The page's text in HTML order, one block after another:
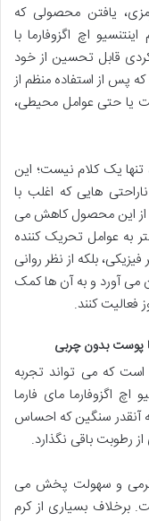
یافتن محصولی که
اچ اگزوفارما با
قابل تحسین از خود
پس از استفاده منظم از
یا حتی عوامل محیطی،
یک کلام نیست؛ این
هایی که اغلب با
از این محصول کاهش می
به عوامل تحریک کننده
بلکه از نظر روانی
می آورد و به آن ها کمک
فعالیت کنند.
پوست بدون چربی
که می تواند تجربه
اچ اگزوفارما مای فارما
آنقدر سنگین که احساس
رطوبت باقی نگذارد.
نرمی و سهولت پخش می
بسیاری از کرم